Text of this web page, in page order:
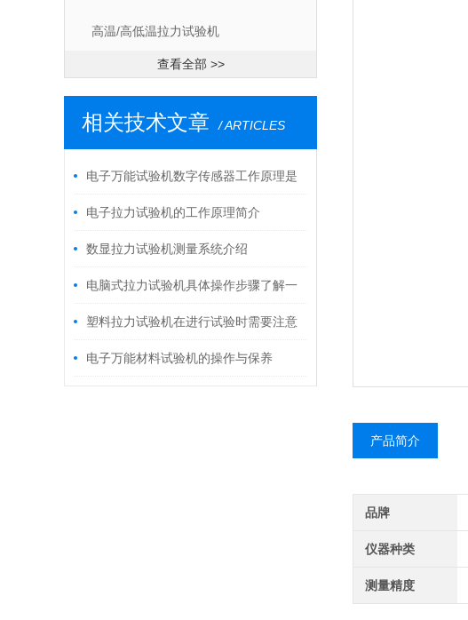
高温/高低温拉力试验机
查看全部 >>
相关技术文章 / ARTICLES
电子万能试验机数字传感器工作原理是
什么电子拉力试验机的工作原理简介
数显拉力试验机测量系统介绍
电脑式拉力试验机具体操作步骤了解一
下 塑料拉力试验机在进行试验时需要注意
什么？
电子万能材料试验机的操作与保养
产品简介
品牌
仪器种类
测量精度